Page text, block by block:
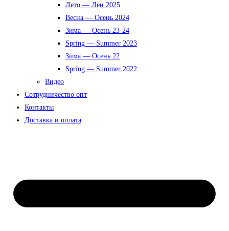
Лето — Лён 2025
Весна — Осень 2024
Зима — Осень 23-24
Spring — Summer 2023
Зима — Осень 22
Spring — Summer 2022
Видео
Сотрудничество опт
Контакты
Доставка и оплата